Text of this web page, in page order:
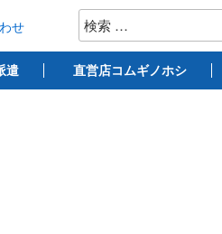
検
索:
せ
遣 直営店コムギノホシ